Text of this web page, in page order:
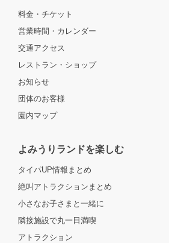
料金・チケット
営業時間・カレンダー
交通アクセス
レストラン・ショップ
お知らせ
団体のお客様
園内マップ
よみうりランドを楽しむ
タイパUP情報まとめ
絶叫アトラクションまとめ
小さなお子さまと一緒に
隣接施設で丸一日満喫
アトラクション